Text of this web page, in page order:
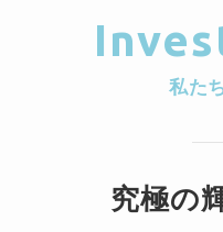
私た
究極の